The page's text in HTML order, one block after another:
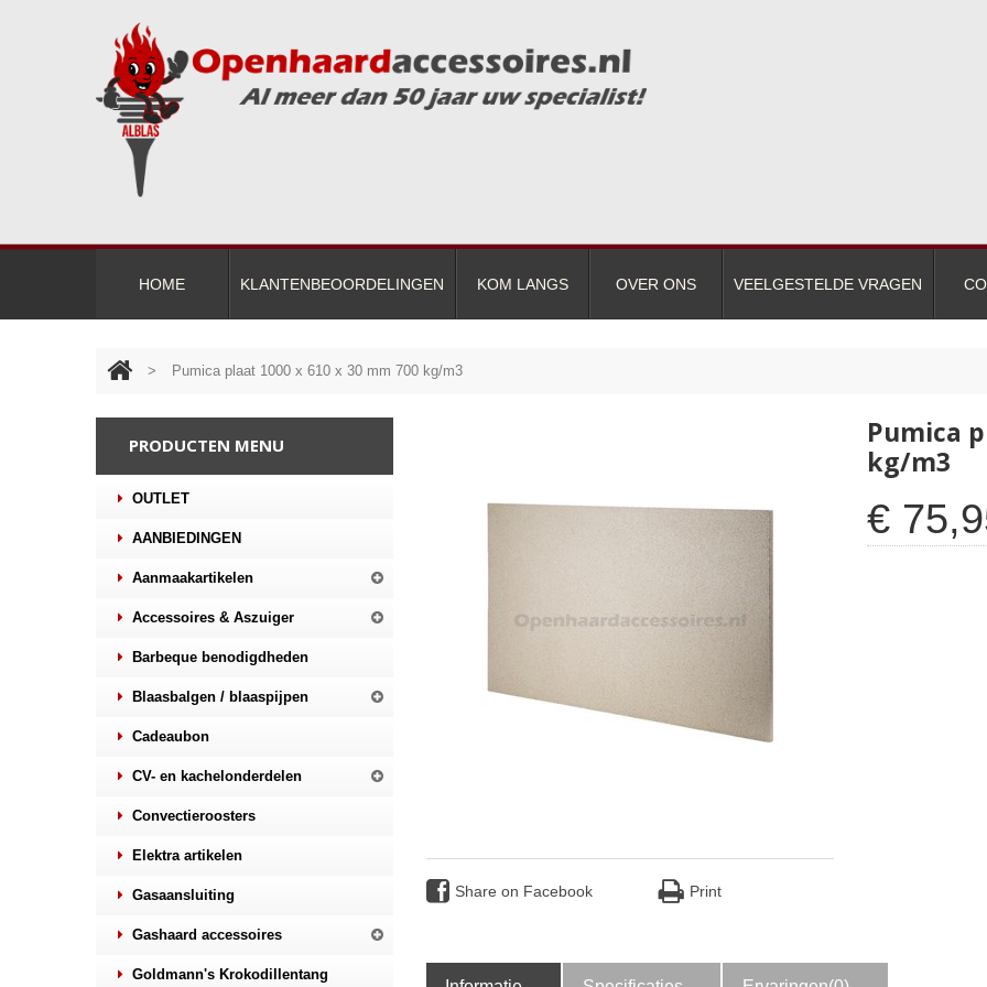
HOME KLANTENBEOORDELINGEN KOM LANGS OVER ONS VEELGESTELDE VRAGEN
> Pumica plaat 1000 x 610 x 30 mm 700 kg/m3
Share on Facebook Print
Pumica
kg/m3
€ 75,
PRODUCTEN MENU
OUTLET
AANBIEDINGEN
Aanmaakartikelen
Accessoires & Aszuiger
Barbeque benodigdheden
Blaasbalgen / blaaspijpen
Cadeaubon
CV- en kachelonderdelen
Convectieroosters
Elektra artikelen
Gasaansluiting
Gashaard accessoires
Goldmann's Krokodillentang